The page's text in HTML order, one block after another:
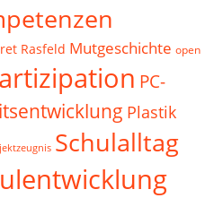
Rasfeld Mutgeschichte open
PC-
Plastik
Schulalltag